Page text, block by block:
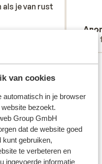
van cookies
automatisch in je browser
bezoekt.
Group GmbH
dat de website goed
kunt gebruiken,
te verbeteren en
ingevoerde informatie
als je van rust
als je van rust
kaart